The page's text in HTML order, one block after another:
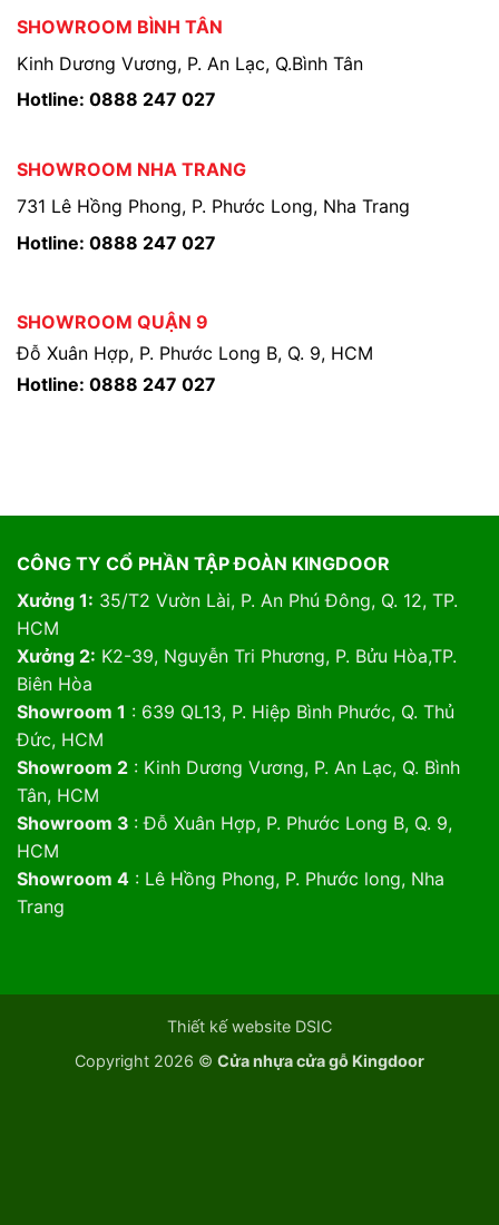
SHOWROOM BÌNH TÂN
Kinh Dương Vương, P. An Lạc, Q.Bình Tân
Hotline: 0888 247 027
SHOWROOM NHA TRANG
731 Lê Hồng Phong, P. Phước Long, Nha Trang
Hotline: 0888 247 027
SHOWROOM QUẬN 9
Đỗ Xuân Hợp, P. Phước Long B, Q. 9, HCM
Hotline: 0888 247 027
CÔNG TY CỔ PHẦN TẬP ĐOÀN KINGDOOR
Xưởng 1: 35/T2 Vườn Lài, P. An Phú Đông, Q. 12, TP.
HCM
Xưởng 2: K2-39, Nguyễn Tri Phương, P. Bửu Hòa,TP.
Biên Hòa
Showroom 1 : 639 QL13, P. Hiệp Bình Phước, Q. Thủ
Đức, HCM
Showroom 2: Kinh Dương Vương, P. An Lạc, Q. Bình
Tân, HCM
Showroom 3 : Đỗ Xuân Hợp, P. Phước Long B, Q. 9,
HCM
Showroom 4: Lê Hồng Phong, P. Phước long, Nha
Trang
Thiết kế website DSIC
Copyright 2026 © Cửa nhựa cửa gỗ Kingdoor